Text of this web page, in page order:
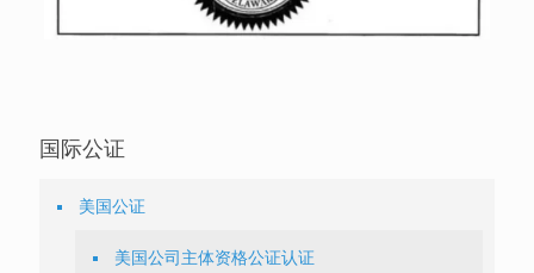
国际公证
美国公证
美国公司主体资格公证认证